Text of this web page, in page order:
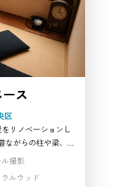
影スタジオを
すいです。
ス
区
リノベーションし
がらの柱や梁、障
和の暮らしや東京
商品撮影、コスプ
ル撮影
ルウッド